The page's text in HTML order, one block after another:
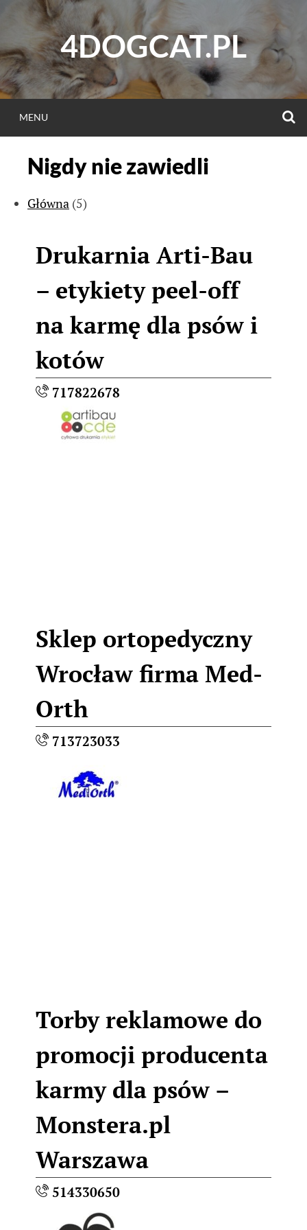
content
4DOGCAT.PL
MENU
Nigdy nie zawiedli
Główna (5)
Drukarnia Arti-Bau
– etykiety peel-off
na karmę dla psów i
kotów
717822678
Sklep ortopedyczny
Wrocław firma Med-
Orth
713723033
Torby reklamowe do
promocji producenta
karmy dla psów –
Monstera.pl
Warszawa
514330650